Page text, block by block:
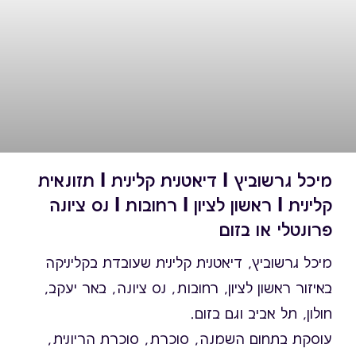
מיכל גרשוביץ I דיאטנית קלינית I תזונאית
קלינית I ראשון לציון I רחובות I נס ציונה
פרונטלי או בזום
מיכל גרשוביץ, דיאטנית קלינית שעובדת בקליניקה
באיזור ראשון לציון, רחובות, נס ציונה, באר יעקב,
חולון, תל אביב וגם בזום.
עוסקת בתחום השמנה, סוכרת, סוכרת הריונית,